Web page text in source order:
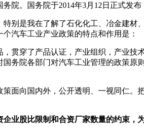
院。国务院于2014年3月12日正式发布
别是我在了解了石化化工、冶金建
汽车工业产业政策的特点和作用是：
贯穿了产品认证，产业组织，产业
务院各部门对汽车工业管理的政策
策面向国内外，公开透明、一视同仁。
业股比限制和合资厂家数量的约束，